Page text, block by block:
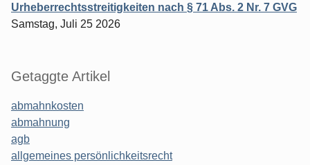
Urheberrechtsstreitigkeiten nach § 71 Abs. 2 Nr. 7 GVG
Samstag, Juli 25 2026
Getaggte Artikel
abmahnkosten
abmahnung
agb
allgemeines persönlichkeitsrecht